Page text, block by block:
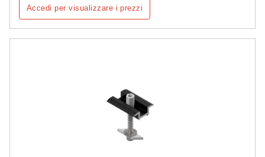
Accedi per visualizzare i prezzi